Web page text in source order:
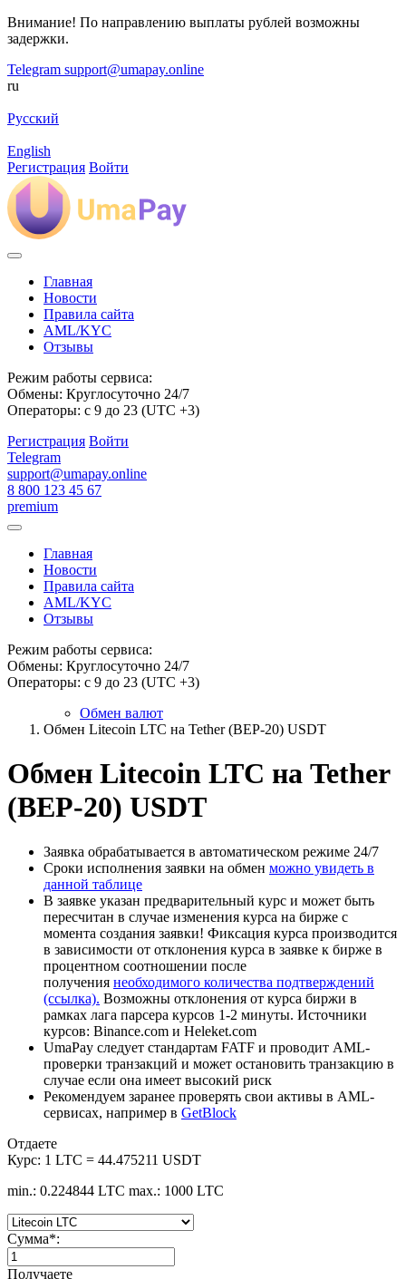
Внимание! По направлению выплаты рублей возможны
задержки.
Telegram support@umapay.online
ru
Русский
English
Регистрация Войти
Главная
Новости
Правила сайта
AML/KYC
Отзывы
Режим работы сервиса:
Обмены: Круглосуточно 24/7
Операторы: с 9 до 23 (UTC +3)
Регистрация Войти
Telegram
support@umapay.online
8 800 123 45 67
premium
Главная
Новости
Правила сайта
AML/KYC
Отзывы
Режим работы сервиса:
Обмены: Круглосуточно 24/7
Операторы: с 9 до 23 (UTC +3)
Обмен валют
Обмен Litecoin LTC на Tether (BEP-20) USDT
Обмен Litecoin LTC на Tether
(BEP-20) USDT
Заявка обрабатывается в автоматическом режиме 24/7
Сроки исполнения заявки на обмен можно увидеть в
данной таблице
В заявке указан предварительный курс и может быть
пересчитан в случае изменения курса на бирже с
момента создания заявки! Фиксация курса производится
в зависимости от отклонения курса в заявке к бирже в
процентном соотношении после
получения необходимого количества подтверждений
(ссылка). Возможны отклонения от курса биржи в
рамках лага парсера курсов 1-2 минуты. Источники
курсов: Binance.com и Heleket.com
UmaPay следует стандартам FATF и проводит AML-
проверки транзакций и может остановить транзакцию в
случае если она имеет высокий риск
Рекомендуем заранее проверять свои активы в AML-
сервисах, например в GetBlock
Отдаете
Курс: 1 LTC = 44.475211 USDT
min.: 0.224844 LTC max.: 1000 LTC
Сумма*:
Получаете